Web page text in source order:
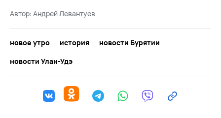
Автор: Андрей Левантуев
новое утро история
новости Бурятии
новости Улан-Удэ